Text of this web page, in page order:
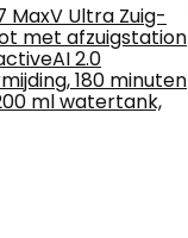
MaxV Ultra Zuig-
met afzuigstation
2.0
180 minuten
ml watertank,